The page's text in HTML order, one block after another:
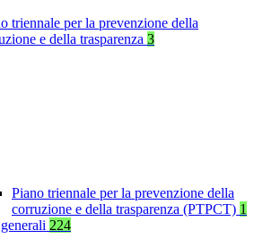
triennale per la prevenzione della
e della trasparenza 3
Piano triennale per la prevenzione della
corruzione e della trasparenza (PTPCT) 1
224